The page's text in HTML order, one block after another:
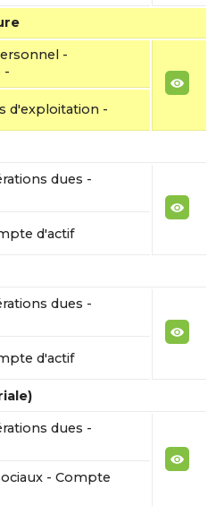
-
-
d'exploitation -
dues -
d'actif
dues -
d'actif
dues -
- Compte